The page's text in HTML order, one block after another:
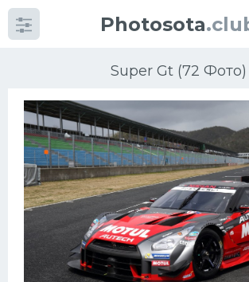
Photosota
Super Gt (72 Фото)
КатегорииФото
Много картинок...
Футбол